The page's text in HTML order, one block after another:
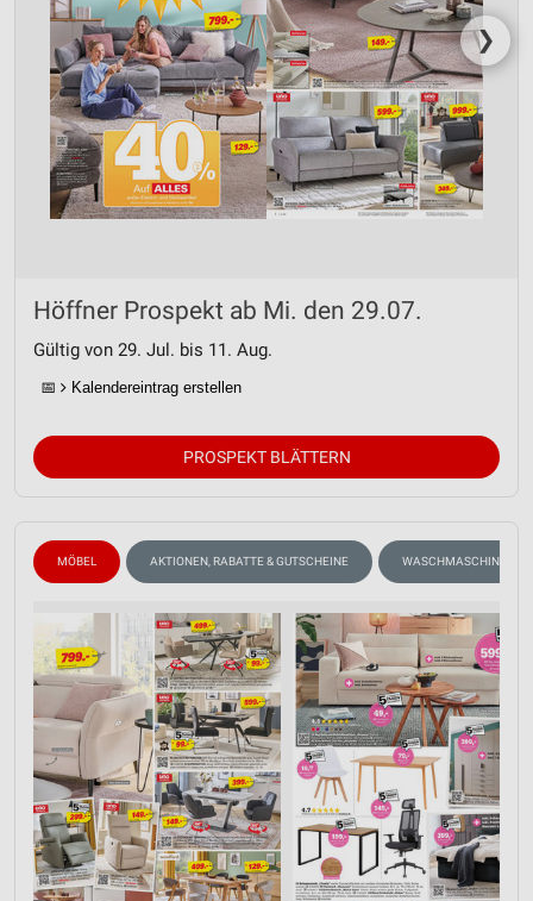
❯
Höffner Prospekt ab Mi. den 29.07.
Gültig von 29. Jul. bis 11. Aug.
📅 Kalendereintrag erstellen
PROSPEKT BLÄTTERN
MÖBEL AKTIONEN, RABATTE & GUTSCHEINE WASCHMASCHINEN,